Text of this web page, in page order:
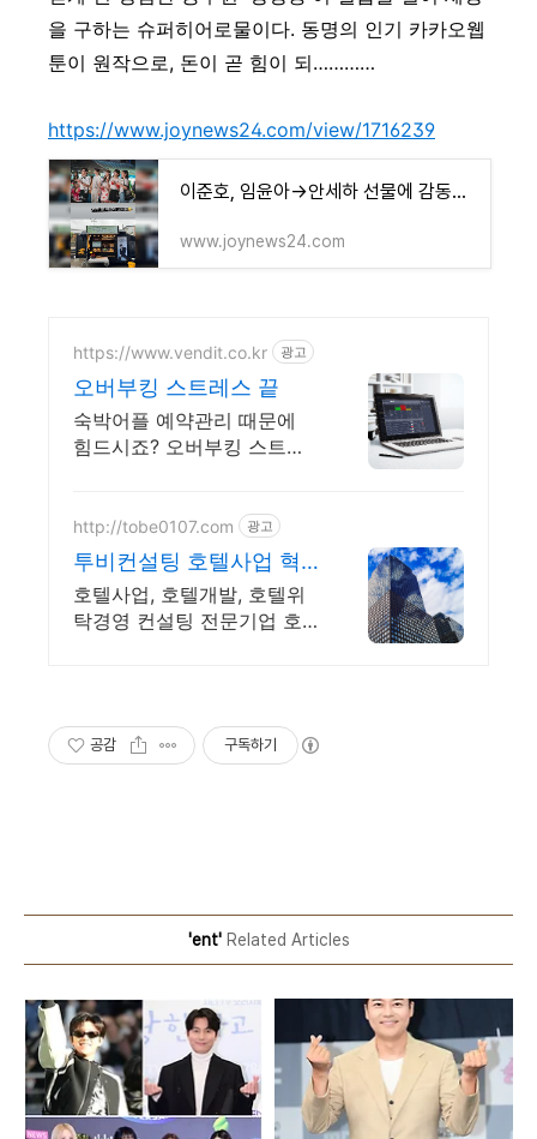
을 구하는 슈퍼히어로물이다. 동명의 인기 카카오웹
툰이 원작으로, 돈이 곧 힘이 되…………
https://www.joynews24.com/view/1716239
이준호, 임윤아→안세하 선물에 감동…'킹더랜드' 육남매 우정ing
www.joynews24.com
https://www.vendit.co.kr 광고
오버부킹 스트레스 끝
숙박어플 예약관리 때문에
힘드시죠? 오버부킹 스트레
http://tobe0107.com 광고
투비컨설팅 호텔사업 혁
신적인 호텔 운영
호텔사업, 호텔개발, 호텔위
탁경영 컨설팅 전문기업 호
공감 구독하기
'ent'Related Articles